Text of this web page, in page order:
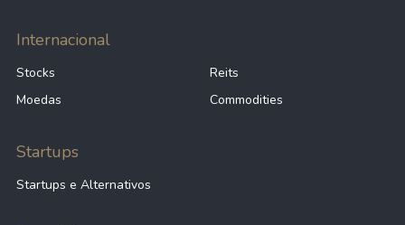
Internacional
Stocks
Reits
Moedas
Commodities
Startups
Startups e Alternativos